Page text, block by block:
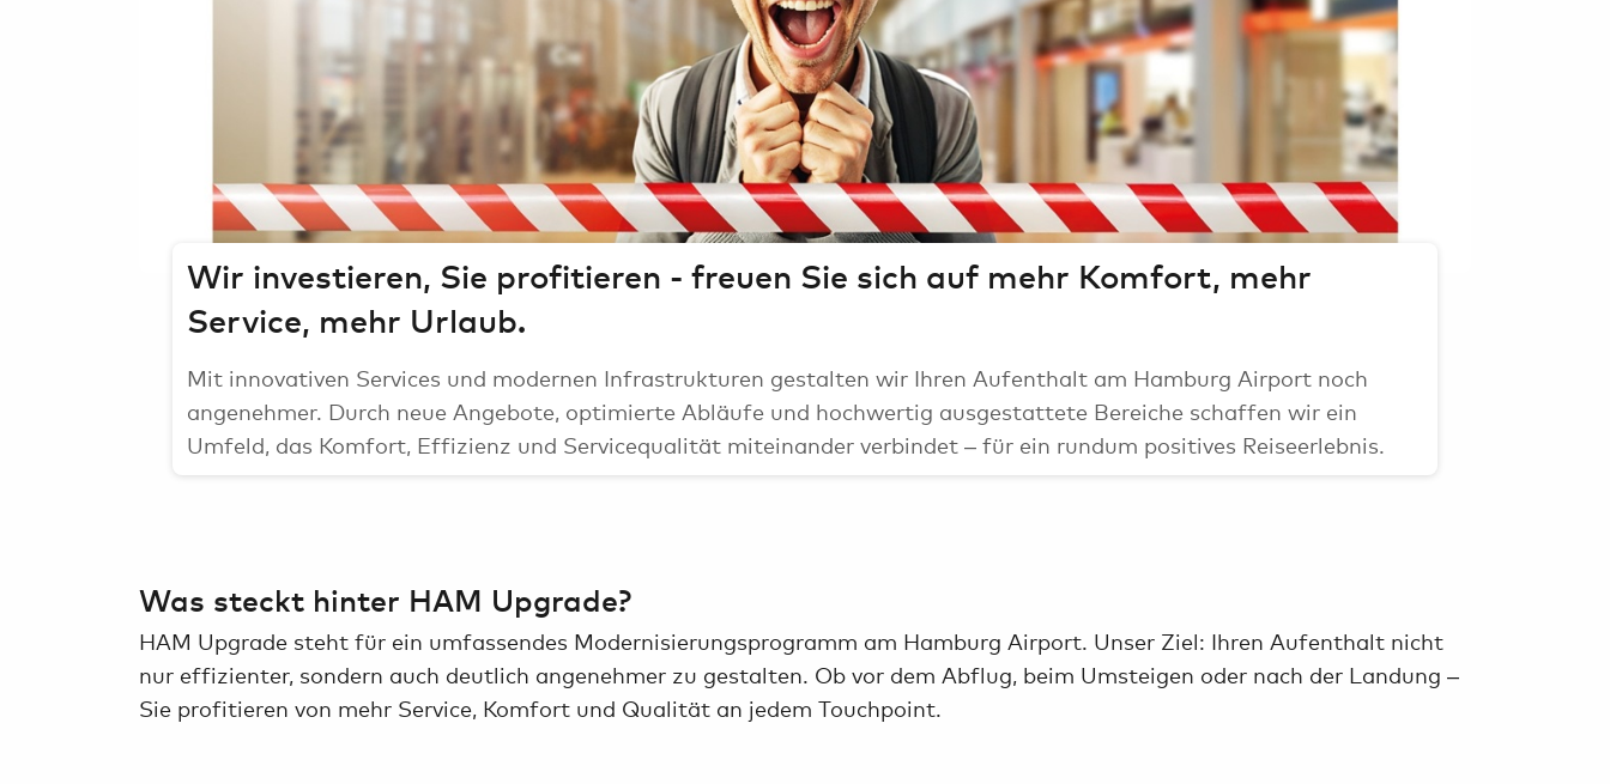
Erlebnisse
Parkplatz buchen
Mietwagen &
Carsharing
Airport-Lounges
Wir investieren, Sie profitieren - freuen Sie sich auf mehr Komfort, mehr
Service, mehr Urlaub.
Mit innovativen Services und modernen Infrastrukturen gestalten wir Ihren Aufenthalt am Hamburg Airport noch
angenehmer. Durch neue Angebote, optimierte Abläufe und hochwertig ausgestattete Bereiche schaffen wir ein
Umfeld, das Komfort, Effizienz und Servicequalität miteinander verbindet – für ein rundum positives Reiseerlebnis.
Was steckt hinter HAM Upgrade?
HAM Upgrade steht für ein umfassendes Modernisierungsprogramm am Hamburg Airport. Unser Ziel: Ihren Aufenthalt nicht
nur effizienter, sondern auch deutlich angenehmer zu gestalten. Ob vor dem Abflug, beim Umsteigen oder nach der Landung –
Sie profitieren von mehr Service, Komfort und Qualität an jedem Touchpoint.